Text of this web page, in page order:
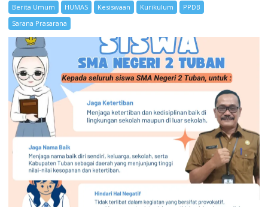
Berita Umum HUMAS Kesiswaan Kurikulum
PPDB
Sarana Prasarana